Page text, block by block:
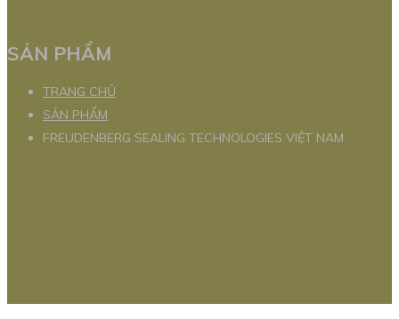
SẢN PHẨM
TRANG CHỦ
SẢN PHẨM
FREUDENBERG SEALING TECHNOLOGIES VIỆT NAM